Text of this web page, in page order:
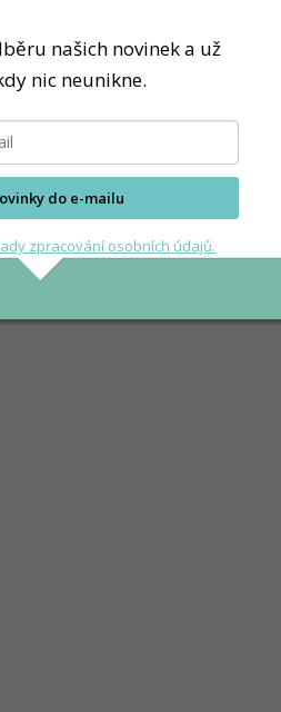
našich novinek a už
nic neunikne.
do e-mailu
zpracování osobních údajů.